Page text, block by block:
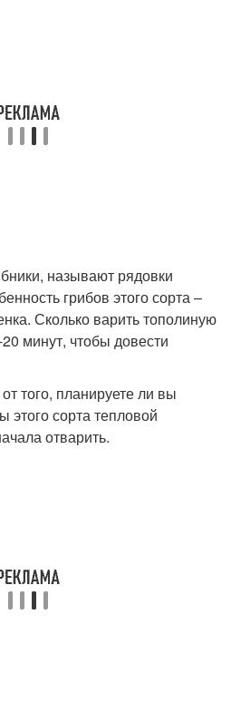
называют рядовки
грибов этого сорта –
Сколько варить тополиную
минут, чтобы довести
того, планируете ли вы
этого сорта тепловой
отварить.